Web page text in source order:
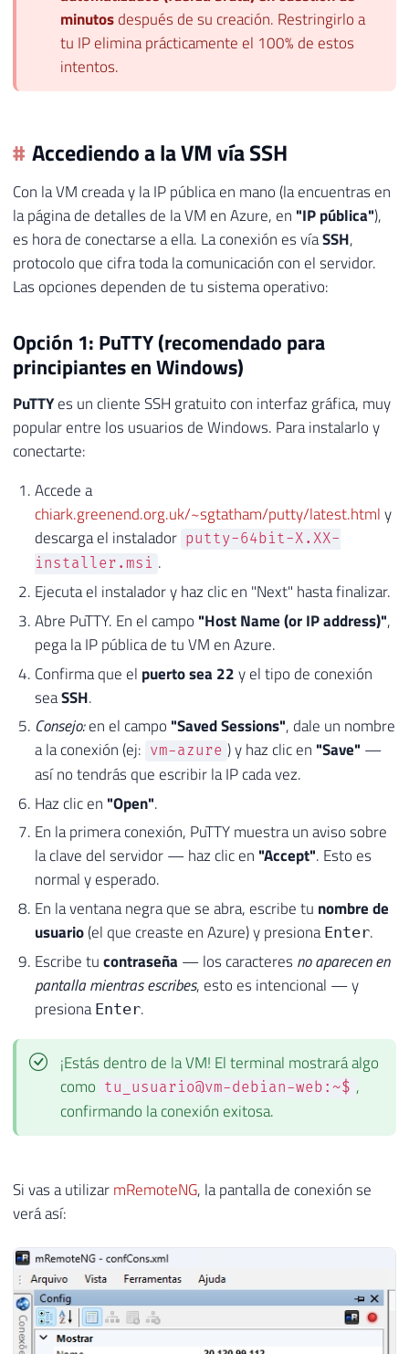
minutosdespués de su creación. Restringirlo a
tu IP elimina prácticamente el 100% de estos
intentos.
Accediendo a la VM vía SSH
Con la VM creada y la IP pública en mano (la encuentras en
la página de detalles de la VM en Azure, en "IP pública"),
es hora de conectarse a ella. La conexión es víaSSH,
protocolo que cifra toda la comunicación con el servidor.
Las opciones dependen de tu sistema operativo:
Opción 1: PuTTY (recomendado para
principiantes en Windows)
PuTTYes un cliente SSH gratuito con interfaz gráfica, muy
popular entre los usuarios de Windows. Para instalarlo y
conectarte:
Accede a
chiark.greenend.org.uk/~sgtatham/putty/latest.htmly
descarga el instalador putty-64bit-X.XX-
installer.msi .
Ejecuta el instalador y haz clic en "Next" hasta finalizar.
Abre PuTTY. En el campo "Host Name (or IP address)",
pega la IP pública de tu VM en Azure.
Confirma que el puerto sea 22y el tipo de conexión
seaSSH.
Consejo:en el campo "Saved Sessions", dale un nombre
a la conexión (ej: vm-azure ) y haz clic en "Save" —
así no tendrás que escribir la IP cada vez.
Haz clic en "Open".
En la primera conexión, PuTTY muestra un aviso sobre
la clave del servidor — haz clic en "Accept". Esto es
normal y esperado.
En la ventana negra que se abra, escribe tu nombre de
usuario(el que creaste en Azure) y presiona Enter.
Escribe tucontraseña — los caracteres no aparecen en
pantalla mientras escribes, esto es intencional — y
presiona Enter.
¡Estás dentro de la VM! El terminal mostrará algo
como tu_usuario@vm-debian-web:~$ ,
confirmando la conexión exitosa.
Si vas a utilizarmRemoteNG, la pantalla de conexión se
verá así: